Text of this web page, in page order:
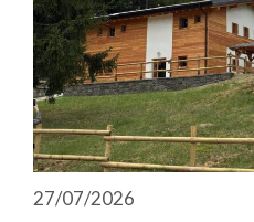
27/07/2026